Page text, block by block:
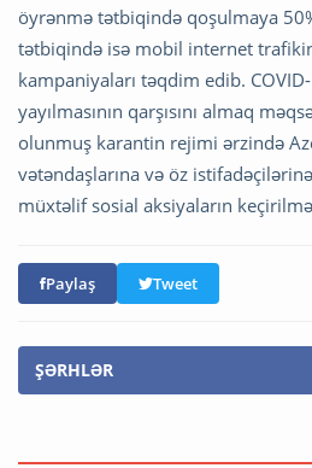
öyrənmə tətbiqində qoşulmaya
tətbiqində isə mobil internet
kampaniyaları təqdim edib.
yayılmasının qarşısını almaq
olunmuş karantin rejimi ərzində
vətəndaşlarına və öz
müxtəlif sosial aksiyaların
Paylaş Tweet
ŞƏRHLƏR